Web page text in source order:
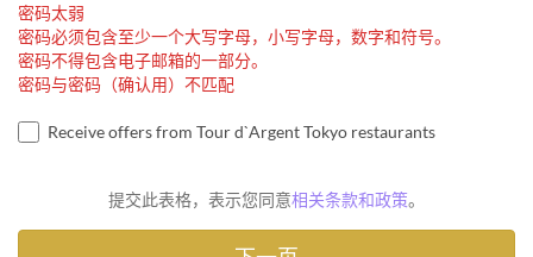
密码太弱
密码必须包含至少一个大写字母，小写字母，数字和符号。
密码不得包含电子邮箱的一部分。
密码与密码（确认用）不匹配
Receive offers from Tour d`Argent Tokyo restaurants
提交此表格，表示您同意相关条款和政策。